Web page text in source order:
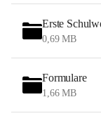
Erste
0,69 MB
Formulare
1,66 MB